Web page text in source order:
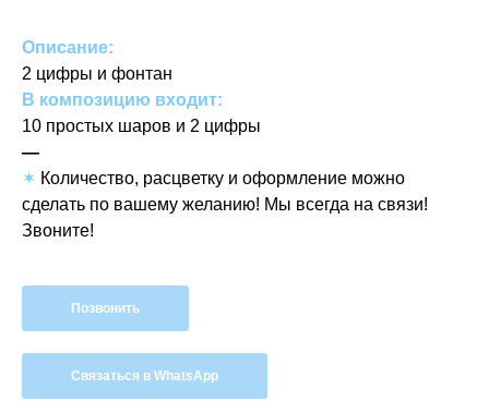
Описание:
2 цифры и фонтан
В композицию входит:
10 простых шаров и 2 цифры
—
✶ Количество, расцветку и оформление можно
сделать по вашему желанию! Мы всегда на связи!
Звоните!
Позвонить
Связаться в WhatsApp